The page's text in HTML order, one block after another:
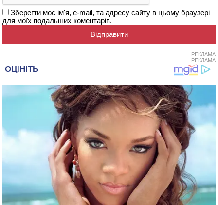
Зберегти моє ім'я, e-mail, та адресу сайту в цьому браузері
для моїх подальших коментарів.
РЕКЛАМА
РЕКЛАМА